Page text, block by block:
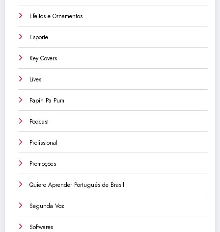
Efeitos e Ornamentos
Esporte
Key Covers
Lives
Papin Pa Pum
Podcast
Profissional
Promoções
Quiero Aprender Portugués de Brasil
Segunda Voz
Softwares